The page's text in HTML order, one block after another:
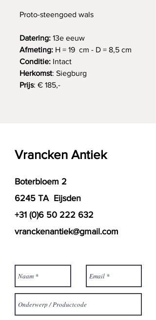
Proto-steengoed wals
Datering: 13e eeuw
Afmeting: H = 19 cm - D = 8,5 cm
Conditie: Intact
Herkomst: Siegburg
Prijs: € 185,-
Vrancken Antiek
Boterbloem 2
6245 TA Eijsden
+31 (0)6 50 222 632
vranckenantiek@gmail.com